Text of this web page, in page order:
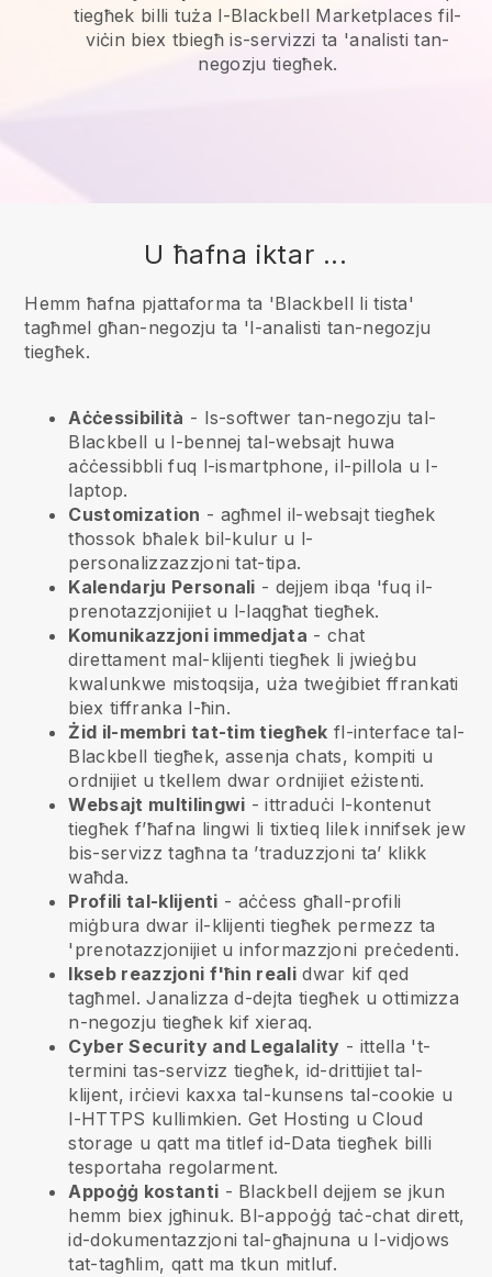
tiegħek billi tuża l-Blackbell Marketplaces fil-
viċin biex tbiegħ is-servizzi ta 'analisti tan-
negozju tiegħek.
U ħafna iktar ...
Hemm ħafna pjattaforma ta 'Blackbell li tista'
tagħmel għan-negozju ta 'l-analisti tan-negozju
tiegħek.
Aċċessibilità - Is-softwer tan-negozju tal-
Blackbell u l-bennej tal-websajt huwa
aċċessibbli fuq l-ismartphone, il-pillola u l-
laptop.
Customization - agħmel il-websajt tiegħek
tħossok bħalek bil-kulur u l-
personalizzazzjoni tat-tipa.
Kalendarju Personali - dejjem ibqa 'fuq il-
prenotazzjonijiet u l-laqgħat tiegħek.
Komunikazzjoni immedjata - chat
direttament mal-klijenti tiegħek li jwieġbu
kwalunkwe mistoqsija, uża tweġibiet ffrankati
biex tiffranka l-ħin.
Żid il-membri tat-tim tiegħek fl-interface tal-
Blackbell tiegħek, assenja chats, kompiti u
ordnijiet u tkellem dwar ordnijiet eżistenti.
Websajt multilingwi - ittraduċi l-kontenut
tiegħek f’ħafna lingwi li tixtieq lilek innifsek jew
bis-servizz tagħna ta ’traduzzjoni ta’ klikk
waħda.
Profili tal-klijenti - aċċess għall-profili
miġbura dwar il-klijenti tiegħek permezz ta
'prenotazzjonijiet u informazzjoni preċedenti.
Ikseb reazzjoni f'ħin reali dwar kif qed
tagħmel. Janalizza d-dejta tiegħek u ottimizza
n-negozju tiegħek kif xieraq.
Cyber Security and Legalality - ittella 't-
termini tas-servizz tiegħek, id-drittijiet tal-
klijent, irċievi kaxxa tal-kunsens tal-cookie u
l-HTTPS kullimkien. Get Hosting u Cloud
storage u qatt ma titlef id-Data tiegħek billi
tesportaha regolarment.
Appoġġ kostanti - Blackbell dejjem se jkun
hemm biex jgħinuk. Bl-appoġġ taċ-chat dirett,
id-dokumentazzjoni tal-għajnuna u l-vidjows
tat-tagħlim, qatt ma tkun mitluf.